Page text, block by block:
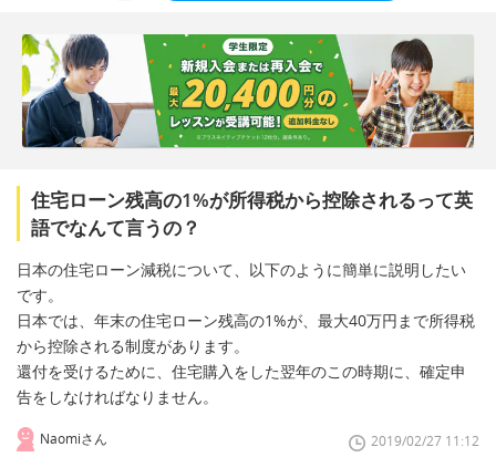
住宅ローン残高の1%が所得税から控除されるって英
語でなんて言うの？
日本の住宅ローン減税について、以下のように簡単に説明したい
です。
日本では、年末の住宅ローン残高の1%が、最大40万円まで所得税
から控除される制度があります。
還付を受けるために、住宅購入をした翌年のこの時期に、確定申
告をしなければなりません。
Naomiさん 2019/02/27 11:12